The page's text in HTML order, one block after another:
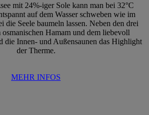
mit 24%-iger Sole kann man bei 32°C
auf dem Wasser schweben wie im
die Seele baumeln lassen. Neben den drei
Hamam und dem liebevoll
die Innen- und Außensaunen das Highlight
der Therme.
MEHR INFOS